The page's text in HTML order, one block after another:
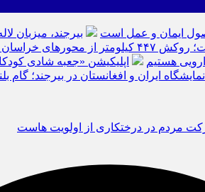
ایمان و عمل است بیرجند، میزبان
خراسان جنوبی
هستیم
اپلیکیشن «جعبه شادی
نمایشگاه ایران و افغانستان در بیرجند؛ گام